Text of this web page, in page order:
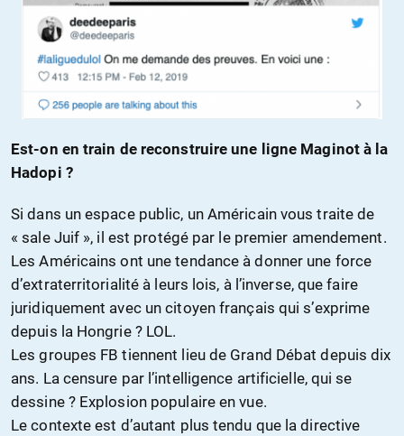
Est-on en train de reconstruire une ligne Maginot à la
Hadopi ?
Si dans un espace public, un Américain vous traite de
« sale Juif », il est protégé par le premier amendement.
Les Américains ont une tendance à donner une force
d’extraterritorialité à leurs lois, à l’inverse, que faire
juridiquement avec un citoyen français qui s’exprime
depuis la Hongrie ? LOL.
Les groupes FB tiennent lieu de Grand Débat depuis dix
ans. La censure par l’intelligence artificielle, qui se
dessine ? Explosion populaire en vue.
Le contexte est d’autant plus tendu que la directive